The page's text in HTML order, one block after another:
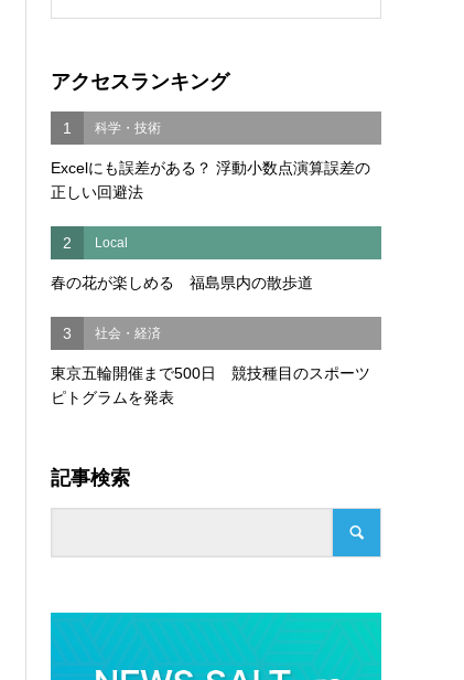
アクセスランキング
1 科学・技術
Excelにも誤差がある？ 浮動小数点演算誤差の
正しい回避法
2 Local
春の花が楽しめる 福島県内の散歩道
3 社会・経済
東京五輪開催まで500日 競技種目のスポーツ
ピトグラムを発表
記事検索